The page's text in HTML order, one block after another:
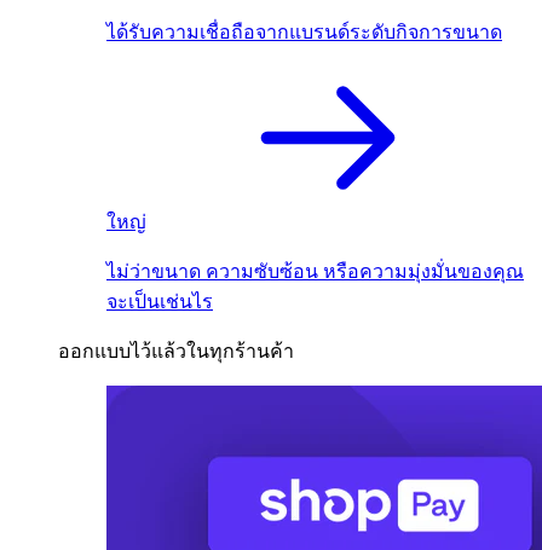
ได้รับความเชื่อถือจากแบรนด์ระดับกิจการขนาด
ใหญ่
ไม่ว่าขนาด ความซับซ้อน หรือความมุ่งมั่นของคุณ
จะเป็นเช่นไร
ออกแบบไว้แล้วในทุกร้านค้า